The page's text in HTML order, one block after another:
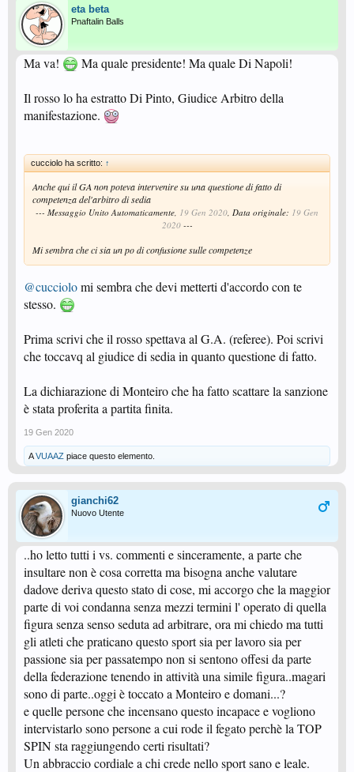
eta beta
Pnaftalin Balls
Ma va! Ma quale presidente! Ma quale Di Napoli!
Il rosso lo ha estratto Di Pinto, Giudice Arbitro della
manifestazione.
cucciolo ha scritto: ↑
Anche qui il GA non poteva intervenire su una questione di fatto di
competenza del'arbitro di sedia
--- Messaggio Unito Automaticamente, 19 Gen 2020, Data originale: 19 Gen
2020---
Mi sembra che ci sia un po di confusione sulle competenze
@cucciolomi sembra che devi metterti d'accordo con te
stesso.
Prima scrivi che il rosso spettava al G.A. (referee). Poi scrivi
che toccavq al giudice di sedia in quanto questione di fatto.
La dichiarazione di Monteiro che ha fatto scattare la sanzione
è stata proferita a partita finita.
19 Gen 2020
AVUAAZ piace questo elemento.
gianchi62
Nuovo Utente
..ho letto tutti i vs. commenti e sinceramente, a parte che
insultare non è cosa corretta ma bisogna anche valutare
dadove deriva questo stato di cose, mi accorgo che la maggior
parte di voi condanna senza mezzi termini l' operato di quella
figura senza senso seduta ad arbitrare, ora mi chiedo ma tutti
gli atleti che praticano questo sport sia per lavoro sia per
passione sia per passatempo non si sentono offesi da parte
della federazione tenendo in attività una simile figura..magari
sono di parte..oggi è toccato a Monteiro e domani...?
e quelle persone che incensano questo incapace e vogliono
intervistarlo sono persone a cui rode il fegato perchè la TOP
SPIN sta raggiungendo certi risultati?
Un abbraccio cordiale a chi crede nello sport sano e leale.